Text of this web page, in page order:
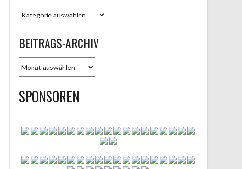
BEITRAGS-ARCHIV
ARCHIV
SPONSOREN